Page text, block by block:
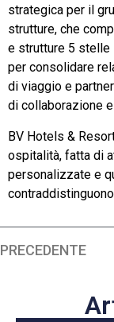
strategica per il
strutture, che
e strutture 5 stelle
per consolidare
di viaggio e
di collaborazione
BV Hotels &
ospitalità, fatta di
personalizzate e
PRECEDENTE